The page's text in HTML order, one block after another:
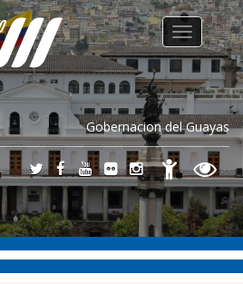
Gobernacion del Guayas
Toggle
navigation